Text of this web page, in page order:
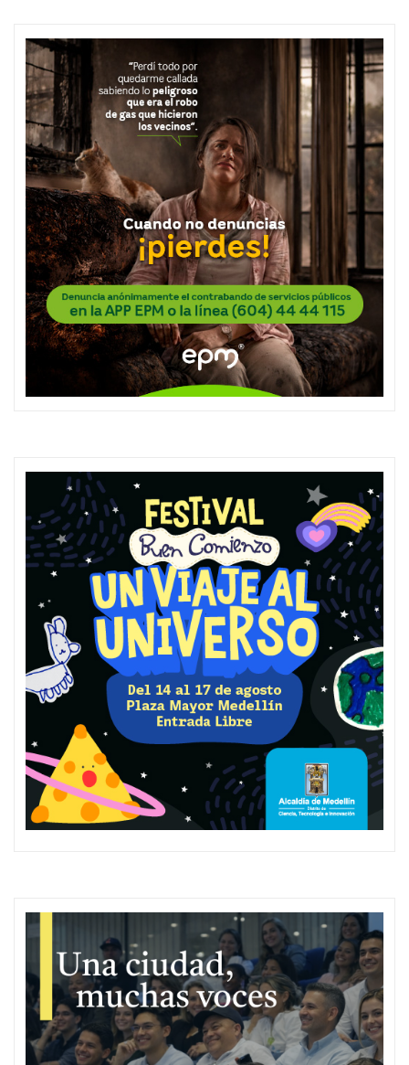
de
entradas